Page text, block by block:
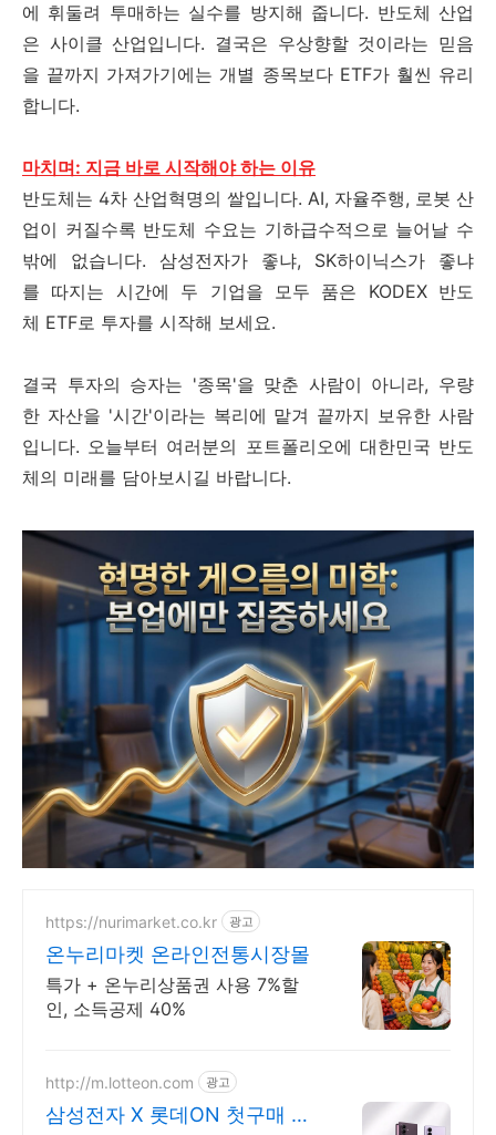
에 휘둘려 투매하는 실수를 방지해 줍니다. 반도체 산업
은 사이클 산업입니다. 결국은 우상향할 것이라는 믿음
을 끝까지 가져가기에는 개별 종목보다 ETF가 훨씬 유리
합니다.
마치며: 지금 바로 시작해야 하는 이유
반도체는 4차 산업혁명의 쌀입니다. AI, 자율주행, 로봇 산
업이 커질수록 반도체 수요는 기하급수적으로 늘어날 수
밖에 없습니다. 삼성전자가 좋냐, SK하이닉스가 좋냐
를 따지는 시간에 두 기업을 모두 품은 KODEX 반도
체 ETF로 투자를 시작해 보세요.
결국 투자의 승자는 '종목'을 맞춘 사람이 아니라, 우량
한 자산을 '시간'이라는 복리에 맡겨 끝까지 보유한 사람
입니다. 오늘부터 여러분의 포트폴리오에 대한민국 반도
체의 미래를 담아보시길 바랍니다.
https://nurimarket.co.kr 광고
온누리마켓 온라인전통시장몰
특가 + 온누리상품권 사용 7%할
인, 소득공제 40%
http://m.lotteon.com 광고
삼성전자 X 롯데ON 첫구매 최